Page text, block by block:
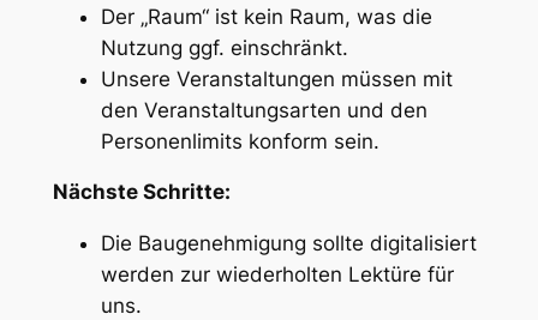
Der „Raum“ ist kein Raum, was die
Nutzung ggf. einschränkt.
Unsere Veranstaltungen müssen mit
den Veranstaltungsarten und den
Personenlimits konform sein.
Nächste Schritte:
Die Baugenehmigung sollte digitalisiert
werden zur wiederholten Lektüre für
uns.